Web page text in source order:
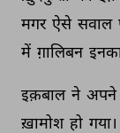
मगर ऐसे सवाल
में ग़ालिबन
इक़बाल ने अपने
ख़ामोश हो गया।